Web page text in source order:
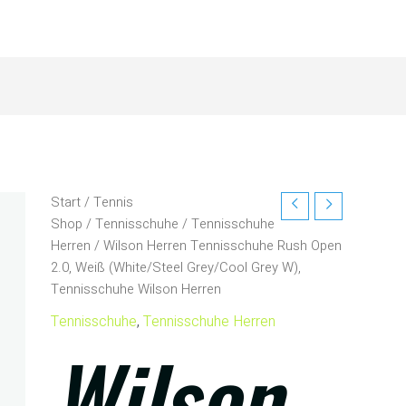
Start/Tennis
Shop /Tennisschuhe /Tennisschuhe
Herren / Wilson Herren Tennisschuhe Rush Open
2.0, Weiß (White/Steel Grey/Cool Grey W),
Tennisschuhe Wilson Herren
Tennisschuhe,Tennisschuhe Herren